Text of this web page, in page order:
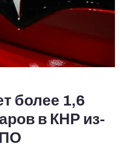
более 1,6
в КНР из-